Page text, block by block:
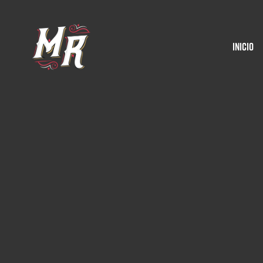
Inicio